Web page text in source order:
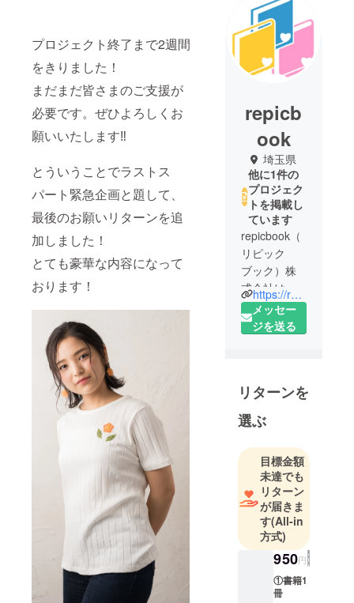
プロジェクト終了まで2週間
をきりました！
まだまだ皆さまのご支援が
必要です。ぜひよろしくお
願いいたします‼
とういうことでラストス
パート緊急企画と題して、
最後のお願いリターンを追
加しました！
とても豪華な内容になって
おります！
repicb
ook
埼玉県
他に1件の
プロジェク
トを掲載し
ています
repicbook（
リピック
ブック）株
式会社は、
埼玉県志木
市にある創
じめて名前
を聞くとい
う方も多い
と思います
が、
これまでに
児童書から
実用書ま
で、20 作品
の書籍を世
に送り出し
てきまし
https://repicbook.com/
メッセー
ジを送る
リターンを
選ぶ
目標金額
未達でも
リターン
が届きま
す(All-in
方式)
950円
①書籍1
冊